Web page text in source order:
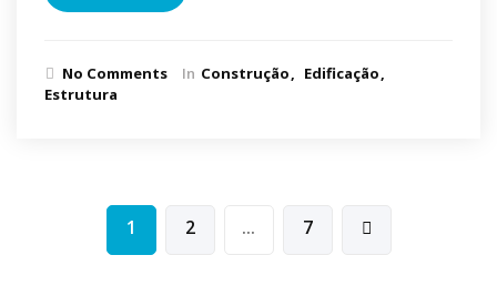
No Comments In Construção
Edificação
Estrutura
Navegação
1 2 … 7